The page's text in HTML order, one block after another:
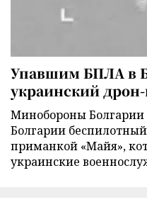
Упавшим БПЛА в
украинский
Минобороны Болгарии
Болгарии
приманкой «Майя»,
украинские